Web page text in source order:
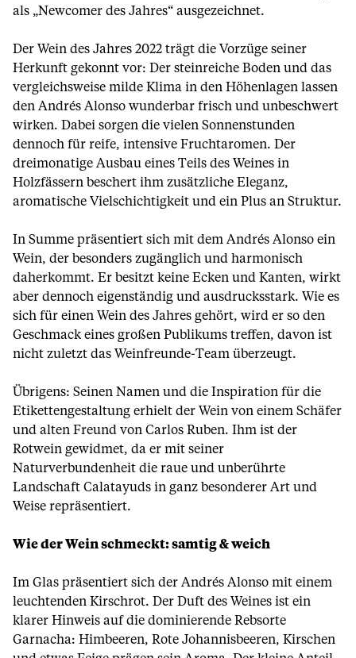
als „Newcomer des Jahres“ ausgezeichnet.
Der Wein des Jahres 2022 trägt die Vorzüge seiner
Herkunft gekonnt vor: Der steinreiche Boden und das
vergleichsweise milde Klima in den Höhenlagen lassen
den Andrés Alonso wunderbar frisch und unbeschwert
wirken. Dabei sorgen die vielen Sonnenstunden
dennoch für reife, intensive Fruchtaromen. Der
dreimonatige Ausbau eines Teils des Weines in
Holzfässern beschert ihm zusätzliche Eleganz,
aromatische Vielschichtigkeit und ein Plus an Struktur.
In Summe präsentiert sich mit dem Andrés Alonso ein
Wein, der besonders zugänglich und harmonisch
daherkommt. Er besitzt keine Ecken und Kanten, wirkt
aber dennoch eigenständig und ausdrucksstark. Wie es
sich für einen Wein des Jahres gehört, wird er so den
Geschmack eines großen Publikums treffen, davon ist
nicht zuletzt das Weinfreunde-Team überzeugt.
Übrigens: Seinen Namen und die Inspiration für die
Etikettengestaltung erhielt der Wein von einem Schäfer
und alten Freund von Carlos Ruben. Ihm ist der
Rotwein gewidmet, da er mit seiner
Naturverbundenheit die raue und unberührte
Landschaft Calatayuds in ganz besonderer Art und
Weise repräsentiert.
Wie der Wein schmeckt: samtig & weich
Im Glas präsentiert sich der Andrés Alonso mit einem
leuchtenden Kirschrot. Der Duft des Weines ist ein
klarer Hinweis auf die dominierende Rebsorte
Garnacha: Himbeeren, Rote Johannisbeeren, Kirschen